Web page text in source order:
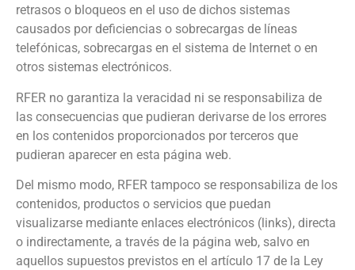
retrasos o bloqueos en el uso de dichos sistemas
causados por deficiencias o sobrecargas de líneas
telefónicas, sobrecargas en el sistema de Internet o en
otros sistemas electrónicos.
RFER no garantiza la veracidad ni se responsabiliza de
las consecuencias que pudieran derivarse de los errores
en los contenidos proporcionados por terceros que
pudieran aparecer en esta página web.
Del mismo modo, RFER tampoco se responsabiliza de los
contenidos, productos o servicios que puedan
visualizarse mediante enlaces electrónicos (links), directa
o indirectamente, a través de la página web, salvo en
aquellos supuestos previstos en el artículo 17 de la Ley